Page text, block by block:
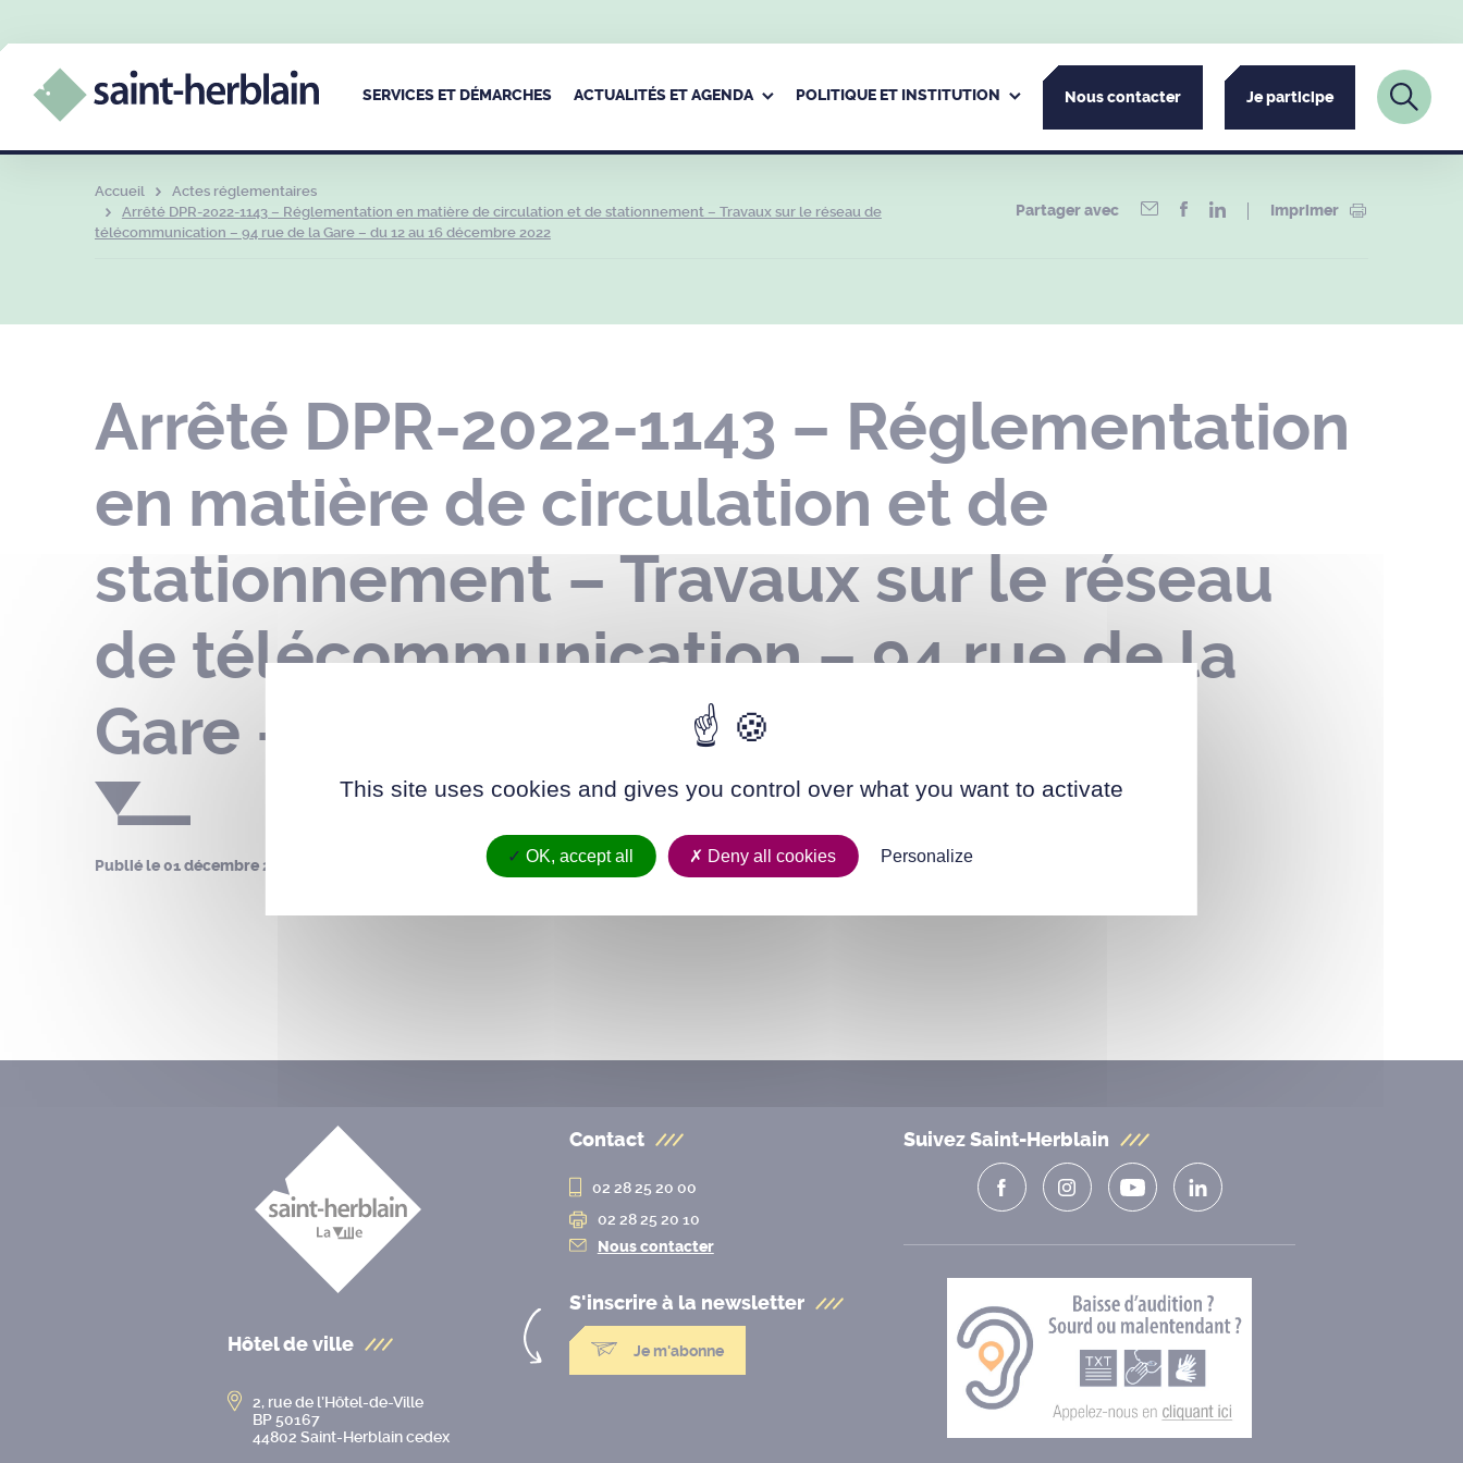
SERVICES ET DÉMARCHES ACTUALITÉS ET AGENDA POLITIQUE ET INSTITUTION Nous contacter Je participe
Accueil
Actes réglementaires
Arrêté DPR-2022-1143 – Réglementation en matière de circulation et de stationnement – Travaux sur le réseau de
télécommunication – 94 rue de la Gare – du 12 au 16 décembre 2022
Partager avec Imprimer
Arrêté DPR-2022-1143 – Réglementation
en matière de circulation et de
stationnement – Travaux sur le réseau
de télécommunication – 94 rue de la
Gare – du 12 au 16 décembre 2022
Publié le01 décembre 2022
Hôtel de ville
2, rue de l’Hôtel-de-Ville
BP 50167
44802 Saint-Herblain cedex
Contact
02 28 25 20 00
02 28 25 20 10
Nous contacter
S'inscrire à la newsletter
Je m'abonne
Suivez Saint-Herblain
This site uses cookies and gives you control over what you want to activate
OK, accept all Deny all cookies Personalize